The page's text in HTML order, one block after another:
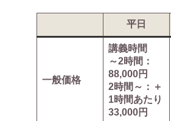
平日
一般価格
講義時間
～2時間：
88,000円
2時間～：＋
1時間あたり
33,000円